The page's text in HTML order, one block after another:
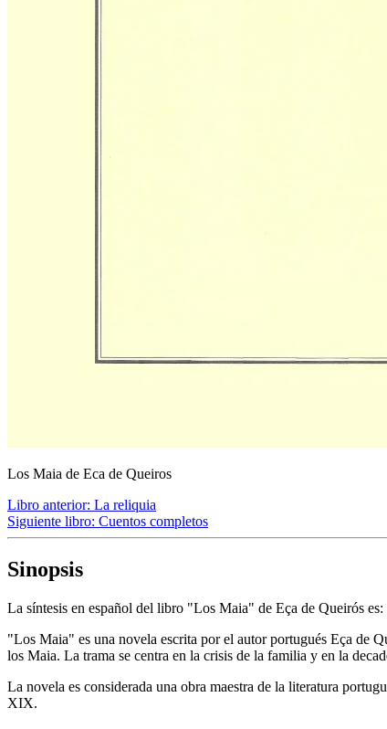
Los Maia de Eca de Queiros
Libro anterior: La reliquia
Siguiente libro: Cuentos completos
Sinopsis
La síntesis en español del libro "Los Maia" de Eça de Queirós es:
"Los Maia" es una novela escrita por el autor portugués Eça de
los Maia. La trama se centra en la crisis de la familia y en la
La novela es considerada una obra maestra de la literatura
XIX.